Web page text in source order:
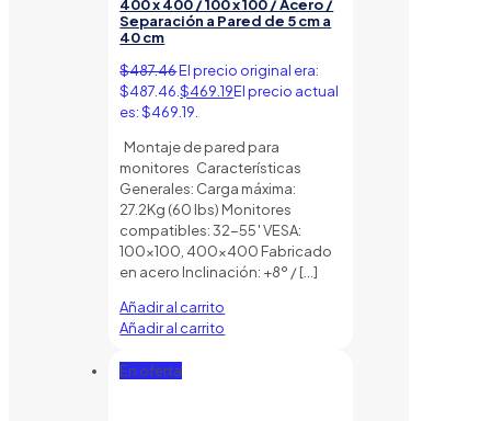
400 x 400 / 100 x 100 / Acero /
Separación a Pared de 5 cm a
40 cm
$487.46El precio original era:
$487.46.$469.19El precio actual
es: $469.19.
Montaje de pared para
monitores Características
Generales: Carga máxima:
27.2Kg (60 lbs) Monitores
compatibles: 32-55′ VESA:
100×100, 400×400 Fabricado
en acero Inclinación: +8º /[…]
Añadir al carrito
Añadir al carrito
En oferta